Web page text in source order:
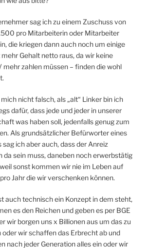
sag ich zu einem Zuschuss von
pro Mitarbeiterin oder Mitarbeiter
die kriegen dann auch noch um einige
Gehalt netto raus, da wir keine
mehr zahlen müssen – finden die wohl
nicht falsch, als „alt“ Linker bin ich
dafür, dass jede und jeder in unserer
was haben soll, jedenfalls genug zum
Als grundsätzlicher Befürworter eines
sag ich aber auch, dass der Anreiz
da sein muss, daneben noch erwerbstätig
sonst kommen wir nie im Leben auf
Jahr die wir verschenken können.
auch technisch ein Konzept in dem steht,
es den Reichen und geben es per BGE
wir borgen uns x Billionen aus um das zu
oder wir schaffen das Erbrecht ab und
nach jeder Generation alles ein oder wir